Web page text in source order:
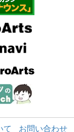
て お問い合わせ